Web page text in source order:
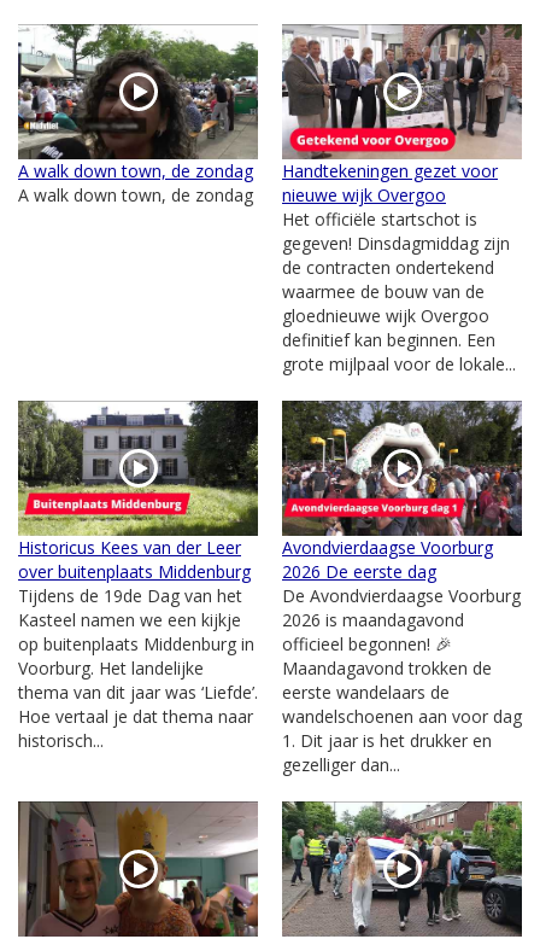
A walk down town, de zondag
A walk down town, de zondag
Handtekeningen gezet voor
nieuwe wijk Overgoo
Het officiële startschot is
gegeven! Dinsdagmiddag zijn
de contracten ondertekend
waarmee de bouw van de
gloednieuwe wijk Overgoo
definitief kan beginnen. Een
grote mijlpaal voor de lokale...
Historicus Kees van der Leer
over buitenplaats Middenburg
Tijdens de 19de Dag van het
Kasteel namen we een kijkje
op buitenplaats Middenburg in
Voorburg. Het landelijke
thema van dit jaar was ‘Liefde’.
Hoe vertaal je dat thema naar
historisch...
Avondvierdaagse Voorburg
2026 De eerste dag
De Avondvierdaagse Voorburg
2026 is maandagavond
officieel begonnen! 🎉
Maandagavond trokken de
eerste wandelaars de
wandelschoenen aan voor dag
1. Dit jaar is het drukker en
gezelliger dan...